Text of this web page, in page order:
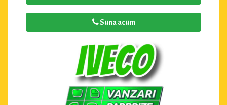
Suna acum